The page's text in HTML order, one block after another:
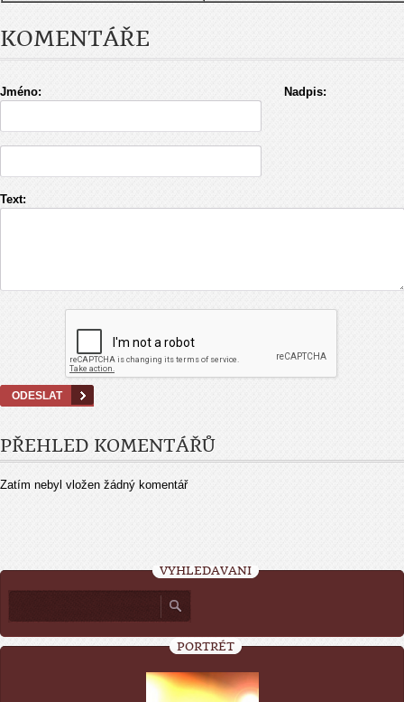
KOMENTÁŘE
Jméno: Nadpis:
Text:
PŘEHLED KOMENTÁŘŮ
Zatím nebyl vložen žádný komentář
VYHLEDÁVÁNÍ
PORTRÉT